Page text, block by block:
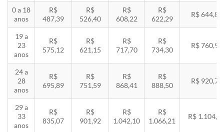
0 a 18
anos
R$
487,39
R$
526,40
R$
608,22
R$
622,29
R$ 644,85
19 a
23
anos
R$
575,12
R$
621,15
R$
717,70
R$
734,30
R$ 760,92
24 a
28
anos
R$
695,89
R$
751,59
R$
868,41
R$
888,50
R$ 920,71
29 a
33
anos
R$
835,07
R$
901,92
R$
1.042,10
R$
1.066,21
R$